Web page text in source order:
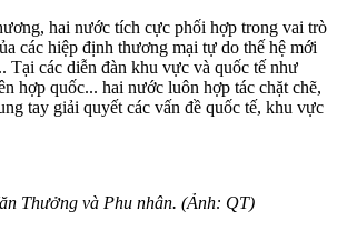
hai nước tích cực phối hợp trong vai trò
các hiệp định thương mại tự do thế hệ mới
Tại các diễn đàn khu vực và quốc tế như
hợp quốc... hai nước luôn hợp tác chặt chẽ,
tay giải quyết các vấn đề quốc tế, khu vực
Thưởng và Phu nhân. (Ảnh: QT)